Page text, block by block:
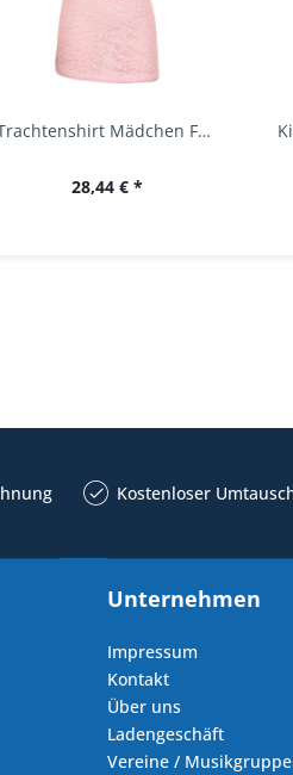
Trachtenshirt Mädchen Feli Kids rosa orchidee...
28,44 € *
Kostenloser
Unternehmen
Impressum
Kontakt
Über uns
Ladengeschäft
Vereine /